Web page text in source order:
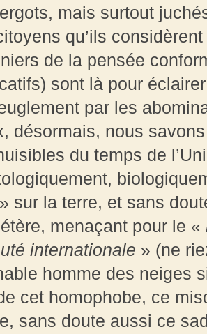
mais surtout
qu’ils
de la pensée
sont là pour
par les
désormais, nous
du temps de
sur la terre, et sans
menaçant pour le «
internationale » (ne
homme des neiges
cet homophobe, ce
sans doute aussi ce